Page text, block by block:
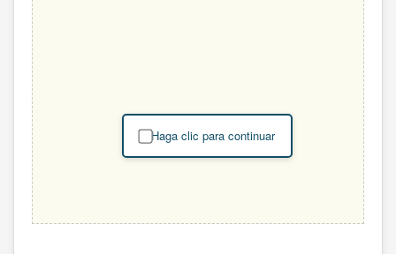
Haga clic para continuar